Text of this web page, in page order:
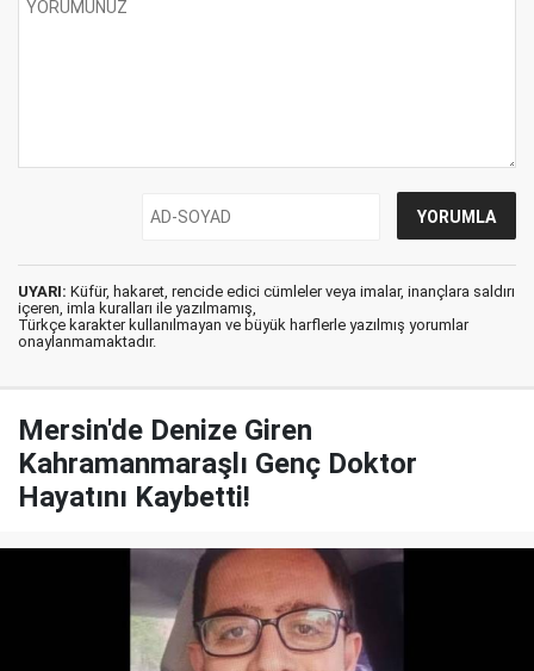
UYARI: Küfür, hakaret, rencide edici cümleler veya imalar, inançlara saldırı
içeren, imla kuralları ile yazılmamış,
Türkçe karakter kullanılmayan ve büyük harflerle yazılmış yorumlar
onaylanmamaktadır.
Mersin'de Denize Giren
Kahramanmaraşlı Genç Doktor
Hayatını Kaybetti!